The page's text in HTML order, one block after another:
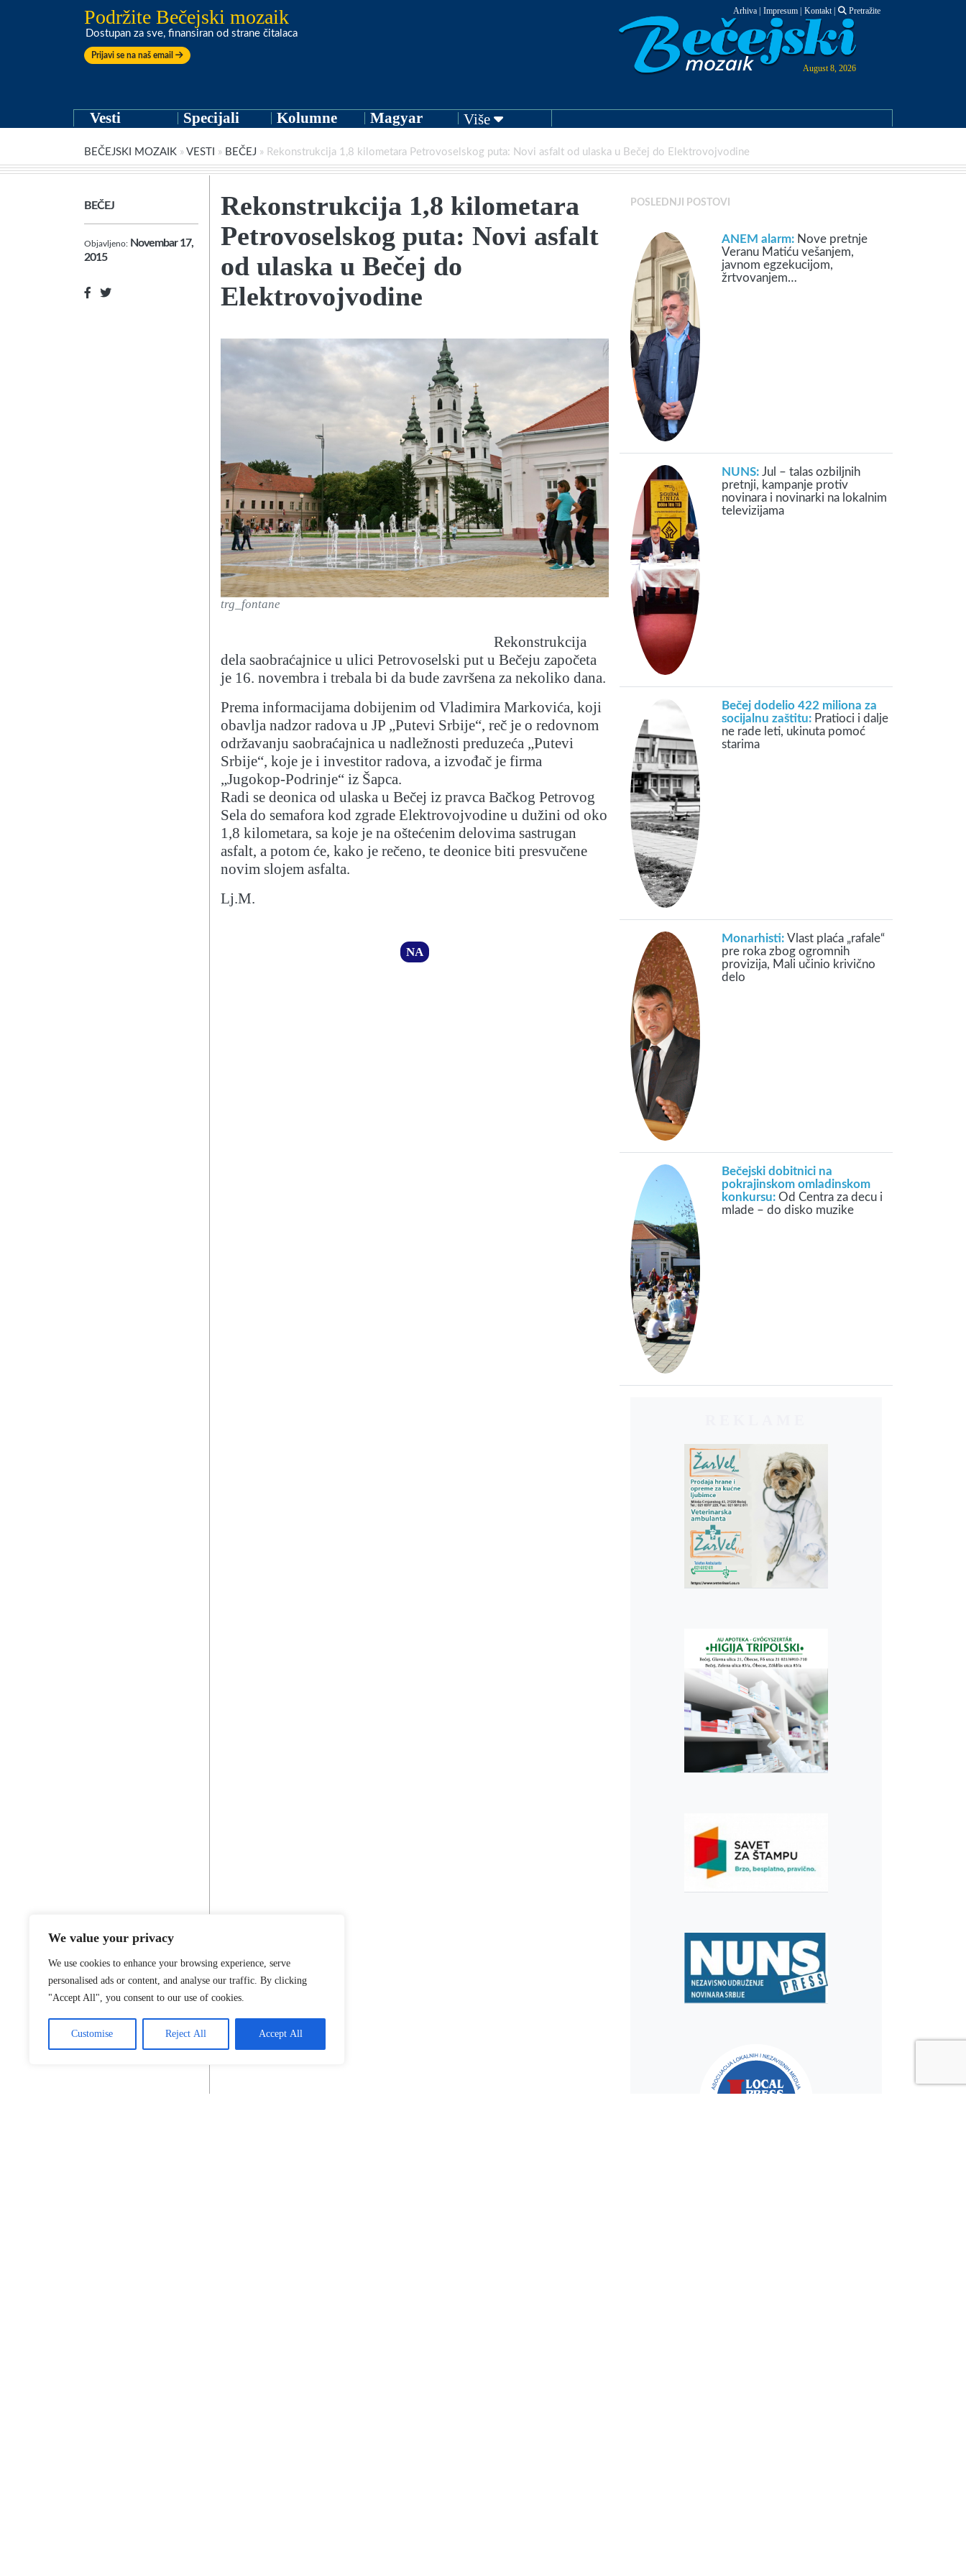
We value your privacy
We use cookies to enhance your browsing experience, serve
personalised ads or content, and analyse our traffic. By clicking
"Accept All", you consent to our use of cookies.
Customise Reject All Accept All
Podržite Bečejski mozaik
Dostupan za sve, finansiran od strane čitalaca
Prijavi se na naš email
Arhiva Impresum Kontakt| Pretražite
August 8, 2026
Vesti Specijali Kolumne Magyar Više
BEČEJSKI MOZAIK » VESTI » BEČEJ » Rekonstrukcija 1,8 kilometara Petrovoselskog puta: Novi asfalt od ulaska u Bečej do Elektrovojvodine
BEČEJ
Objavljeno: Novembar 17,
2015
Rekonstrukcija 1,8 kilometara
Petrovoselskog puta: Novi asfalt
od ulaska u Bečej do
Elektrovojvodine
trg_fontane
Rekonstrukcija
dela saobraćajnice u ulici Petrovoselski put u Bečeju započeta
je 16. novembra i trebala bi da bude završena za nekoliko dana.
Prema informacijama dobijenim od Vladimira Markovića, koji
obavlja nadzor radova u JP „Putevi Srbije“, reč je o redovnom
održavanju saobraćajnica u nadležnosti preduzeća „Putevi
Srbije“, koje je i investitor radova, a izvođač je firma
„Jugokop-Podrinje“ iz Šapca.
Radi se deonica od ulaska u Bečej iz pravca Bačkog Petrovog
Sela do semafora kod zgrade Elektrovojvodine u dužini od oko
1,8 kilometara, sa koje je na oštećenim delovima sastrugan
asfalt, a potom će, kako je rečeno, te deonice biti presvučene
novim slojem asfalta.
Lj.M.
NA
POSLEDNJI POSTOVI
ANEM alarm: Nove pretnje
Veranu Matiću vešanjem,
javnom egzekucijom,
žrtvovanjem…
NUNS: Jul – talas ozbiljnih
pretnji, kampanje protiv
novinara i novinarki na lokalnim
televizijama
Bečej dodelio 422 miliona za
socijalnu zaštitu: Pratioci i dalje
ne rade leti, ukinuta pomoć
starima
Monarhisti: Vlast plaća „rafale“
pre roka zbog ogromnih
provizija, Mali učinio krivično
delo
Bečejski dobitnici na
pokrajinskom omladinskom
konkursu: Od Centra za decu i
mlade – do disko muzike